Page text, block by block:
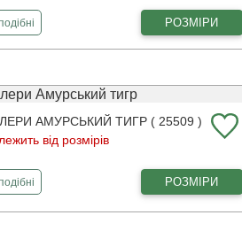
Красиве квіткове поле РОЗМІРИ
АМУРСЬКИЙ ТИГР ( 25509 )
від розмірів
Амурський тигр РОЗМІРИ